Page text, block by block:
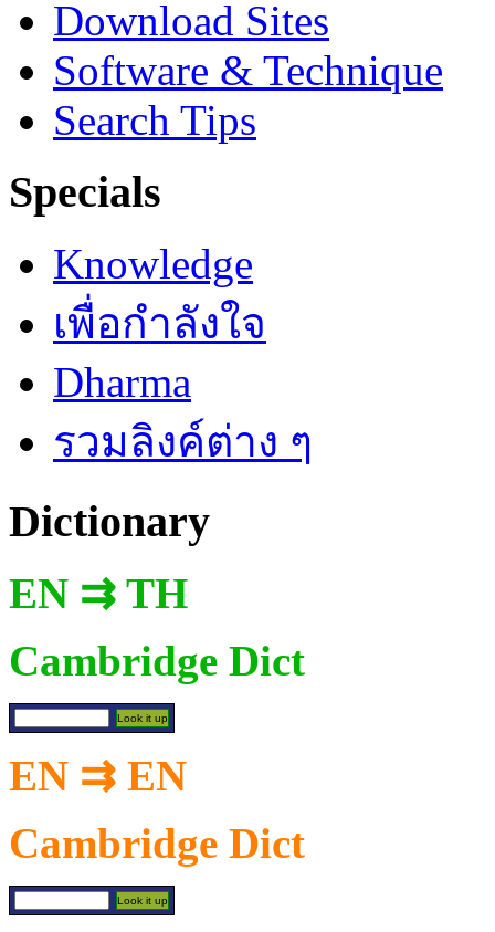
Download Sites
Software & Technique
Search Tips
Specials
Knowledge
เพื่อกำลังใจ
Dharma
รวมลิงค์ต่าง ๆ
Dictionary
EN ⇉ TH
Cambridge Dict
EN ⇉ EN
Cambridge Dict